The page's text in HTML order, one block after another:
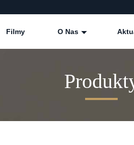
Filmy O Nas